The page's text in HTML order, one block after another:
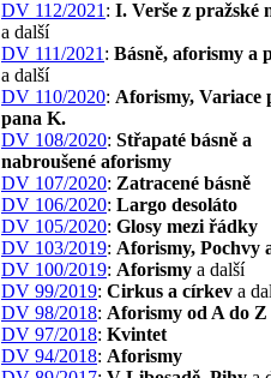
DV 112/2021 : I. Verše z pražské
a další
DV 111/2021 : Básně, aforismy a
a další
DV 110/2020: Aforismy, Variace
pana K.
DV 108/2020: Střapaté básně a
nabroušené aforismy
DV 107/2020: Zatracené básně
DV 106/2020: Largo desoláto
DV 105/2020: Glosy mezi řádky
DV 103/2019: Aforismy, Pochvy
DV 100/2019: Aforismy a další
DV 99/2019: Cirkus a církev a
DV 98/2018: Aforismy od A do Z
DV 97/2018: Kvintet
DV 94/2018: Aforismy